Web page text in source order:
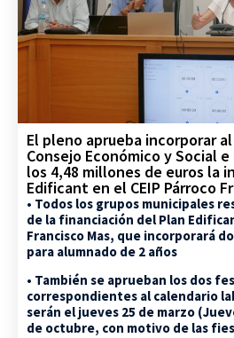
El pleno aprueba incorporar
Consejo Económico y Social
los 4,48 millones de euros la
Edificant en el CEIP Párroco
• Todos los grupos municipales
de la financiación del Plan
Francisco Mas, que incorporará
para alumnado de 2 años
• También se aprueban los dos
correspondientes al calendario
serán el jueves 25 de marzo
de octubre, con motivo de las